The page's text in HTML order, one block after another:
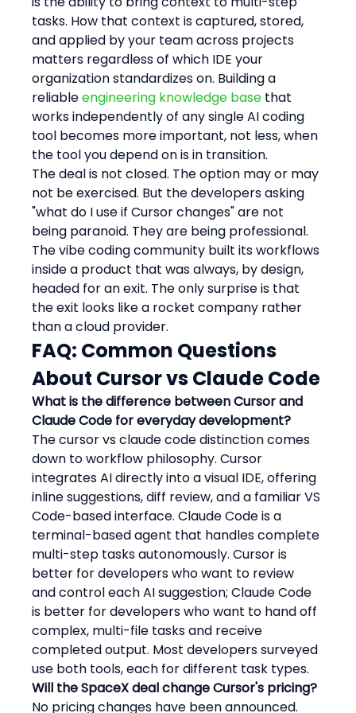
tasks. How that context is captured, stored,
and applied by your team across projects
matters regardless of which IDE your
organization standardizes on. Building a
reliable engineering knowledge base that
works independently of any single AI coding
tool becomes more important, not less, when
the tool you depend on is in transition.
The deal is not closed. The option may or may
not be exercised. But the developers asking
"what do I use if Cursor changes" are not
being paranoid. They are being professional.
The vibe coding community built its workflows
inside a product that was always, by design,
headed for an exit. The only surprise is that
the exit looks like a rocket company rather
than a cloud provider.
FAQ: Common Questions
About Cursor vs Claude Code
What is the difference between Cursor and
Claude Code for everyday development?
The cursor vs claude code distinction comes
down to workflow philosophy. Cursor
integrates AI directly into a visual IDE, offering
inline suggestions, diff review, and a familiar VS
Code-based interface. Claude Code is a
terminal-based agent that handles complete
multi-step tasks autonomously. Cursor is
better for developers who want to review
and control each AI suggestion; Claude Code
is better for developers who want to hand off
complex, multi-file tasks and receive
completed output. Most developers surveyed
use both tools, each for different task types.
Will the SpaceX deal change Cursor's pricing?
No pricing changes have been announced.